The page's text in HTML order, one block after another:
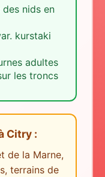
nids en
kurstaki
adultes
les troncs
Citry :
de la Marne,
terrains de